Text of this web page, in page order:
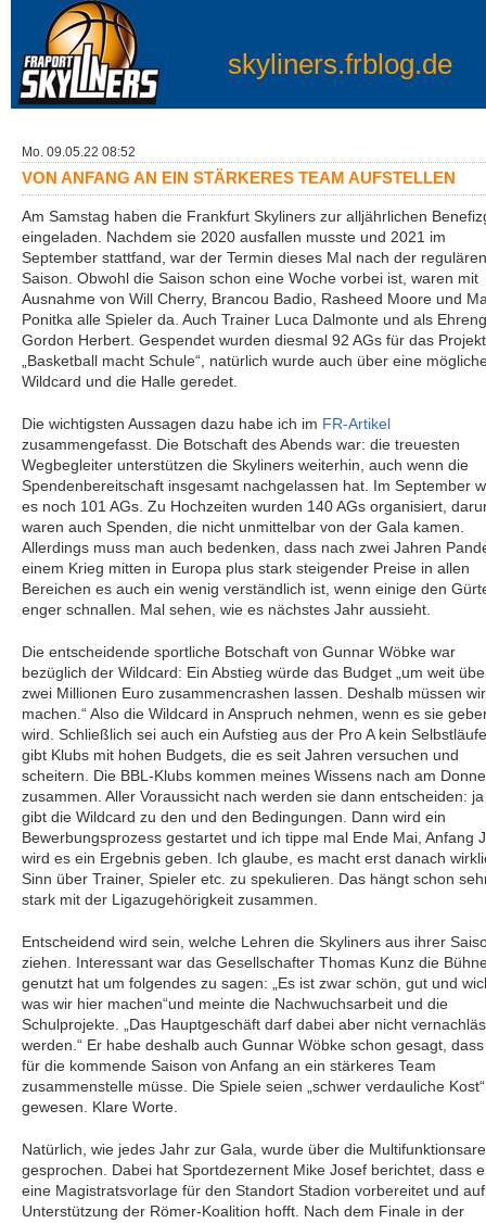
skyliners.frblog.de
Mo. 09.05.22 08:52
VON ANFANG AN EIN STÄRKERES TEAM AUFSTELLEN
Am Samstag haben die Frankfurt Skyliners zur alljährlichen
eingeladen. Nachdem sie 2020 ausfallen musste und 2021 im
September stattfand, war der Termin dieses Mal nach der regulären
Saison. Obwohl die Saison schon eine Woche vorbei ist, waren mit
Ausnahme von Will Cherry, Brancou Badio, Rasheed Moore und
Ponitka alle Spieler da. Auch Trainer Luca Dalmonte und als
Gordon Herbert. Gespendet wurden diesmal 92 AGs für das Projekt
„Basketball macht Schule“, natürlich wurde auch über eine
Wildcard und die Halle geredet.
Die wichtigsten Aussagen dazu habe ich im FR-Artikel
zusammengefasst. Die Botschaft des Abends war: die treuesten
Wegbegleiter unterstützen die Skyliners weiterhin, auch wenn die
Spendenbereitschaft insgesamt nachgelassen hat. Im September
es noch 101 AGs. Zu Hochzeiten wurden 140 AGs organisiert,
waren auch Spenden, die nicht unmittelbar von der Gala kamen.
Allerdings muss man auch bedenken, dass nach zwei Jahren
einem Krieg mitten in Europa plus stark steigender Preise in allen
Bereichen es auch ein wenig verständlich ist, wenn einige den
enger schnallen. Mal sehen, wie es nächstes Jahr aussieht.
Die entscheidende sportliche Botschaft von Gunnar Wöbke war
bezüglich der Wildcard: Ein Abstieg würde das Budget „um weit
zwei Millionen Euro zusammencrashen lassen. Deshalb müssen
machen.“ Also die Wildcard in Anspruch nehmen, wenn es sie
wird. Schließlich sei auch ein Aufstieg aus der Pro A kein
gibt Klubs mit hohen Budgets, die es seit Jahren versuchen und
scheitern. Die BBL-Klubs kommen meines Wissens nach am
zusammen. Aller Voraussicht nach werden sie dann entscheiden:
gibt die Wildcard zu den und den Bedingungen. Dann wird ein
Bewerbungsprozess gestartet und ich tippe mal Ende Mai, Anfang
wird es ein Ergebnis geben. Ich glaube, es macht erst danach
Sinn über Trainer, Spieler etc. zu spekulieren. Das hängt schon
stark mit der Ligazugehörigkeit zusammen.
Entscheidend wird sein, welche Lehren die Skyliners aus ihrer
ziehen. Interessant war das Gesellschafter Thomas Kunz die
genutzt hat um folgendes zu sagen: „Es ist zwar schön, gut und
was wir hier machen“und meinte die Nachwuchsarbeit und die
Schulprojekte. „Das Hauptgeschäft darf dabei aber nicht
werden.“ Er habe deshalb auch Gunnar Wöbke schon gesagt,
für die kommende Saison von Anfang an ein stärkeres Team
zusammenstelle müsse. Die Spiele seien „schwer verdauliche Kost“
gewesen. Klare Worte.
Natürlich, wie jedes Jahr zur Gala, wurde über die
gesprochen. Dabei hat Sportdezernent Mike Josef berichtet, dass
eine Magistratsvorlage für den Standort Stadion vorbereitet und auf
Unterstützung der Römer-Koalition hofft. Nach dem Finale in der